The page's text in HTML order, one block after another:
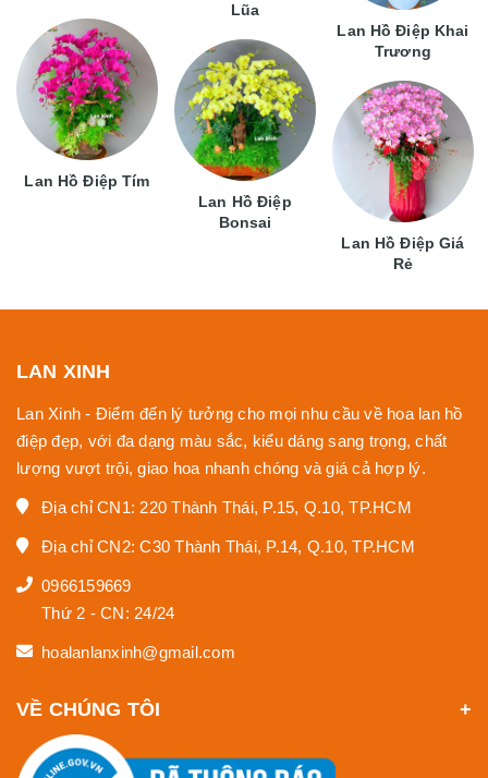
Lan Hồ Điệp Tím
Lũa
Lan Hồ Điệp
Bonsai
Lan Hồ Điệp Khai
Trương
Lan Hồ Điệp Giá
Rẻ
LAN XINH
Lan Xinh - Điểm đến lý tưởng cho mọi nhu cầu về hoa lan hồ
điệp đẹp, với đa dạng màu sắc, kiểu dáng sang trọng, chất
lượng vượt trội, giao hoa nhanh chóng và giá cả hợp lý.
Địa chỉ CN1: 220 Thành Thái, P.15, Q.10, TP.HCM
Địa chỉ CN2: C30 Thành Thái, P.14, Q.10, TP.HCM
0966159669
Thứ 2 - CN: 24/24
hoalanlanxinh@gmail.com
VỀ CHÚNG TÔI